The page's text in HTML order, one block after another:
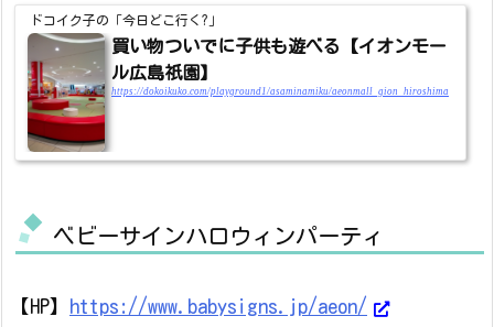
ドコイク子の「今日どこ行く?」
買い物ついでに子供も遊べる【イオンモー
ル広島祇園】
https://dokoikuko.com/playground1/asaminamiku/aeonmall_gion_hiroshima
ベビーサインハロウィンパーティ
【HP】 https://www.babysigns.jp/aeon/